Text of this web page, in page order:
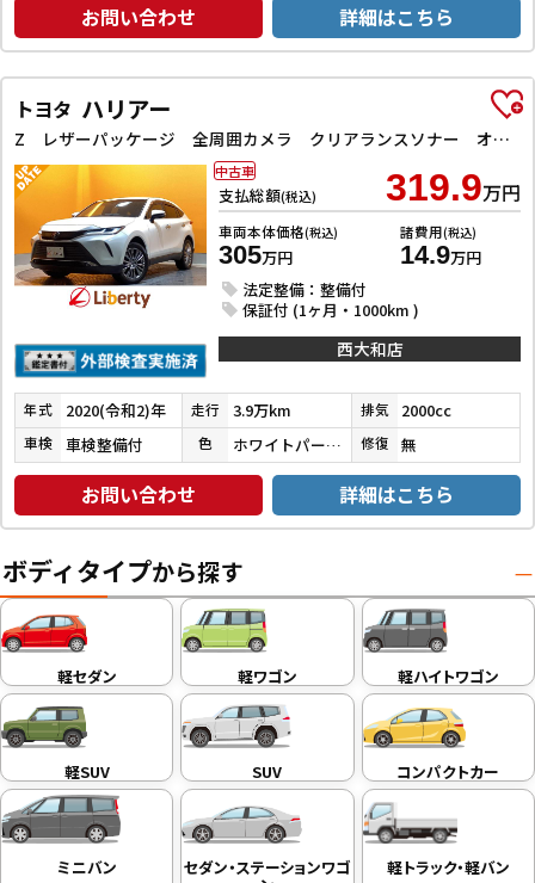
お問い合わせ 詳細はこちら
トヨタ ハリアー
Z レザーパッケージ 全周囲カメラ クリアランスソナー オートクルーズコントロール レーンアシスト パワーシート 衝突被害軽減システム TV オートマチックハイビーム オートライト LEDヘッドランプ
支払総額(税込) 319.9万円
車両本体価格(税込)
305万円
諸費用(税込)
14.9万円
法定整備：整備付
保証付 (1ヶ月・1000km )
中古車
西大和店
年式 2020(令和2)年 走行 3.9万km 排気 2000cc
車検 車検整備付 色 ホワイトパールクリスタルシャイン 修復 無
お問い合わせ 詳細はこちら
ボディタイプから探す
軽セダン 軽ワゴン 軽ハイトワゴン
軽SUV SUV コンパクトカー
ミニバン セダン・ステーションワゴ 軽トラック・軽バン